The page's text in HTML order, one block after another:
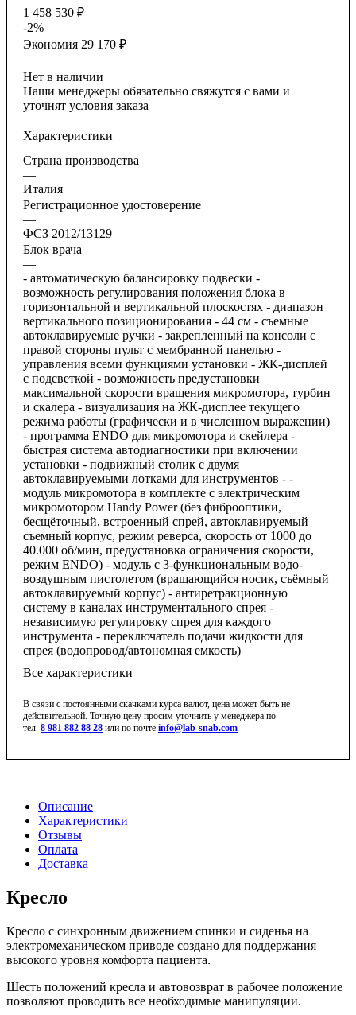
1 458 530 ₽
-2%
Экономия 29 170 ₽
Нет в наличии
Наши менеджеры обязательно свяжутся с вами и
уточнят условия заказа
Характеристики
Страна производства
—
Италия
Регистрационное удостоверение
—
ФСЗ 2012/13129
Блок врача
—
- автоматическую балансировку подвески -
возможность регулирования положения блока в
горизонтальной и вертикальной плоскостях - диапазон
вертикального позиционирования - 44 см - съемные
автоклавируемые ручки - закрепленный на консоли с
правой стороны пульт с мембранной панелью -
управления всеми функциями установки - ЖК-дисплей
с подсветкой - возможность предустановки
максимальной скорости вращения микромотора, турбин
и скалера - визуализация на ЖК-дисплее текущего
режима работы (графически и в численном выражении)
- программа ENDO для микромотора и скейлера -
быстрая система автодиагностики при включении
установки - подвижный столик с двумя
автоклавируемыми лотками для инструментов - -
модуль микромотора в комплекте с электрическим
микромотором Handy Power (без фиброоптики,
бесщёточный, встроенный спрей, автоклавируемый
съемный корпус, режим реверса, скорость от 1000 до
40.000 об/мин, предустановка ограничения скорости,
режим ENDO) - модуль с 3-функциональным водо-
воздушным пистолетом (вращающийся носик, съёмный
автоклавируемый корпус) - антиретракционную
систему в каналах инструментального спрея -
независимую регулировку спрея для каждого
инструмента - переключатель подачи жидкости для
спрея (водопровод/автономная емкость)
Все характеристики
В связи с постоянными скачками курса валют, цена может быть не
действительной. Точную цену просим уточнить у менеджера по
тел. 8 981 882 88 28 или по почте info@lab-snab.com
Описание
Характеристики
Отзывы
Оплата
Доставка
Кресло
Кресло с синхронным движением спинки и сиденья на
электромеханическом приводе создано для поддержания
высокого уровня комфорта пациента.
Шесть положений кресла и автовозврат в рабочее положение
позволяют проводить все необходимые манипуляции.